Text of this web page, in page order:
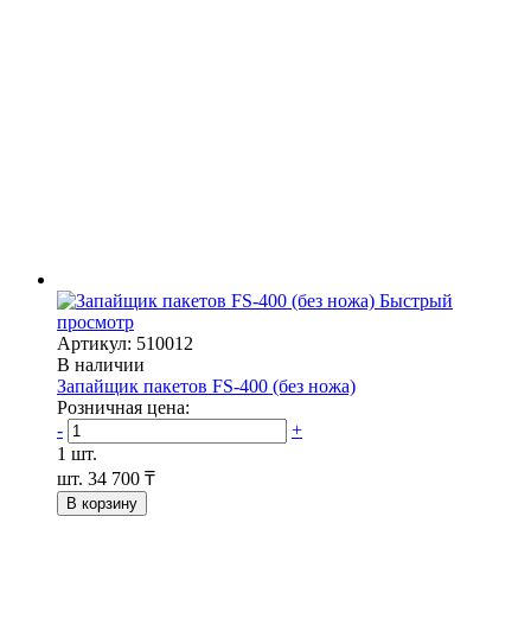
Быстрый
просмотр
Артикул: 510012
В наличии
Запайщик пакетов FS-400 (без ножа)
Розничная цена:
-
+
1 шт.
шт. 34 700 ₸
В корзину